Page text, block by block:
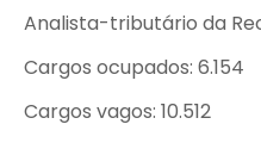
Analista-tributário da
Cargos ocupados: 6.154
Cargos vagos: 10.512